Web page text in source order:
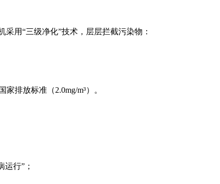
用“三级净化”技术，层层拦截污染物：
排放标准（2.0mg/m³）。
行”；